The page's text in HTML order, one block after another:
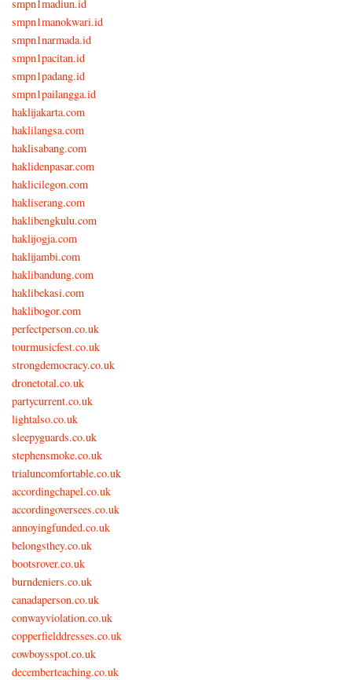
smpn1madiun.id
smpn1manokwari.id
smpn1narmada.id
smpn1pacitan.id
smpn1padang.id
smpn1pailangga.id
haklijakarta.com
haklilangsa.com
haklisabang.com
haklidenpasar.com
haklicilegon.com
hakliserang.com
haklibengkulu.com
haklijogja.com
haklijambi.com
haklibandung.com
haklibekasi.com
haklibogor.com
perfectperson.co.uk
tourmusicfest.co.uk
strongdemocracy.co.uk
dronetotal.co.uk
partycurrent.co.uk
lightalso.co.uk
sleepyguards.co.uk
stephensmoke.co.uk
trialuncomfortable.co.uk
accordingchapel.co.uk
accordingoversees.co.uk
annoyingfunded.co.uk
belongsthey.co.uk
bootsrover.co.uk
burndeniers.co.uk
canadaperson.co.uk
conwayviolation.co.uk
copperfielddresses.co.uk
cowboysspot.co.uk
decemberteaching.co.uk